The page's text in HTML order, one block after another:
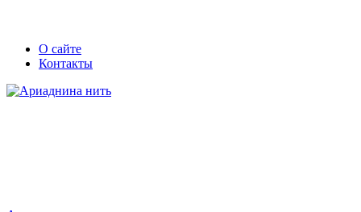
Skip
Secondary
left
navigation
Secondary
right
navigation
О сайте
Контакты